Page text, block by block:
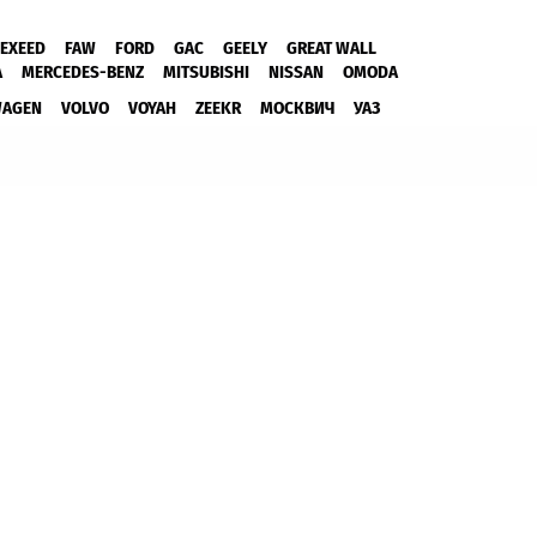
EXEED FAW FORD GAC GEELY
GREAT WALL
MERCEDES-BENZ MITSUBISHI NISSAN
OMODA
VOLVO VOYAH ZEEKR МОСКВИЧ УАЗ